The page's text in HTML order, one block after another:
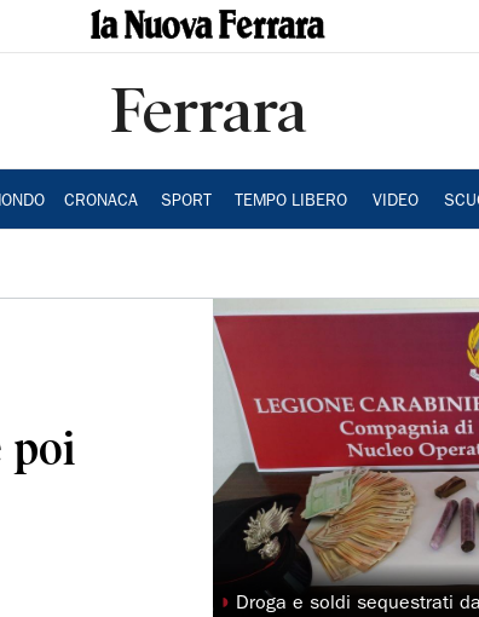
Ferrara
CRONACA SPORT TEMPO LIBERO VIDEO
poi
◗ Droga e soldi sequestrati